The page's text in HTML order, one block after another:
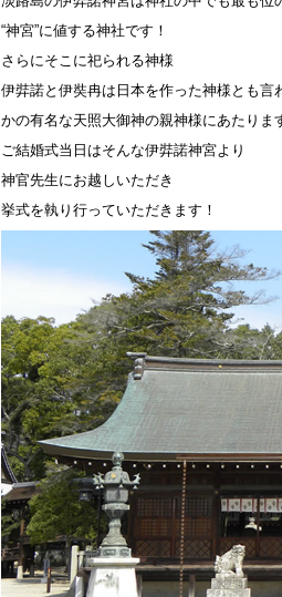
“神宮”に値する神社です！
さらにそこに祀られる神様
伊弉諾と伊奘冉は日本を作った神様とも言
かの有名な天照大御神の親神様にあたりま
ご結婚式当日はそんな伊弉諾神宮より
神官先生にお越しいただき
挙式を執り行っていただきます！